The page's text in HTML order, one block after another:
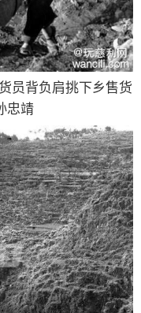
员背负肩挑下乡售货
忠靖